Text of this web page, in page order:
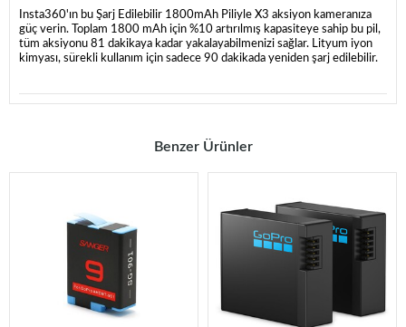
Insta360'ın bu Şarj Edilebilir 1800mAh Piliyle X3 aksiyon kameranıza
güç verin. Toplam 1800 mAh için %10 artırılmış kapasiteye sahip bu pil,
tüm aksiyonu 81 dakikaya kadar yakalayabilmenizi sağlar. Lityum iyon
kimyası, sürekli kullanım için sadece 90 dakikada yeniden şarj edilebilir.
Benzer Ürünler